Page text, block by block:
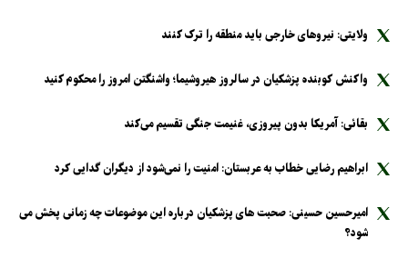
ولایتی: نیرو‌های خارجی باید منطقه را ترک کنند
واکنش کوبنده پزشکیان در سالروز هیروشیما؛ واشنگتن امروز را محکوم کنید
بقائی: آمریکا بدون پیروزی، غنیمت جنگی تقسیم می‌کند
ابراهیم رضایی خطاب به عربستان: امنیت را نمی‌شود از دیگران گدایی کرد
امیرحسین حسینی: صحبت های پزشکیان درباره این موضوعات چه زمانی پخش می
شود؟